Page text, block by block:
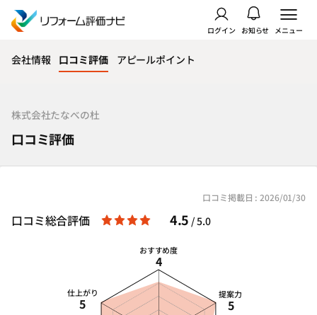
ログイン お知らせ メニュー
会社情報 口コミ評価 アピールポイント
株式会社たなべの杜
口コミ評価
口コミ掲載日 : 2026/01/30
口コミ総合評価 4.5 / 5.0
おすすめ度
4
提案力
5
仕上がり
5